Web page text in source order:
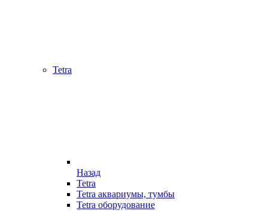
Tetra
Назад
Tetra
Tetra аквариумы, тумбы
Tetra оборудование